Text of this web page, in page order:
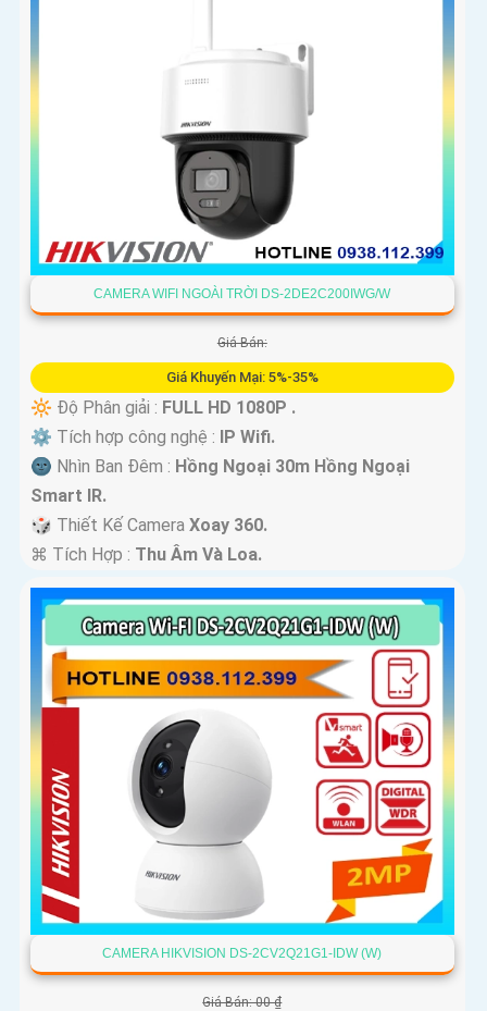
CAMERA WIFI NGOÀI TRỜI DS-2DE2C200IWG/W
Giá Bán:
Giá Khuyến Mại: 5%-35%
🔆 Độ Phân giải : FULL HD 1080P .
⚙ Tích hợp công nghệ : IP Wifi.
🌚 Nhìn Ban Đêm : Hồng Ngoại 30m Hồng Ngoại
Smart IR.
🎲 Thiết Kế Camera Xoay 360.
️⌘ Tích Hợp : Thu Âm Và Loa.
CAMERA HIKVISION DS-2CV2Q21G1-IDW (W)
Giá Bán: 00 ₫